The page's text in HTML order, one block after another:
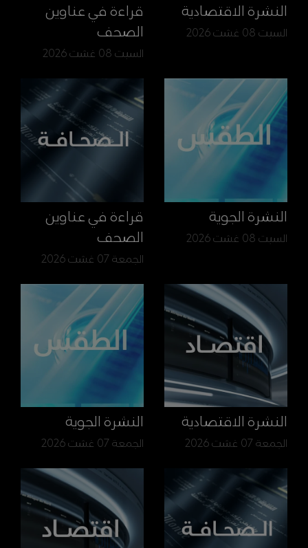
النشرة الاقتصادية
السبت 08 غشت 2026
قراءة في عناوين
الصحف
السبت 08 غشت 2026
النشرة الجوية
السبت 08 غشت 2026
قراءة في عناوين
الصحف
الجمعة 07 غشت 2026
النشرة الاقتصادية
الجمعة 07 غشت 2026
النشرة الجوية
الجمعة 07 غشت 2026